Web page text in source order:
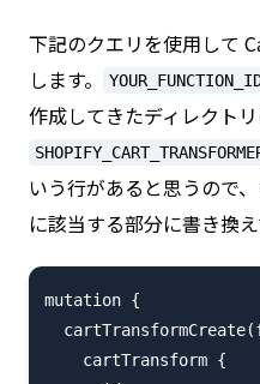
下記のクエリを使用して
します。
作成してきたディレクト
いう行があると思うので
に該当する部分に書き換え
mutation {
    cartTransform {